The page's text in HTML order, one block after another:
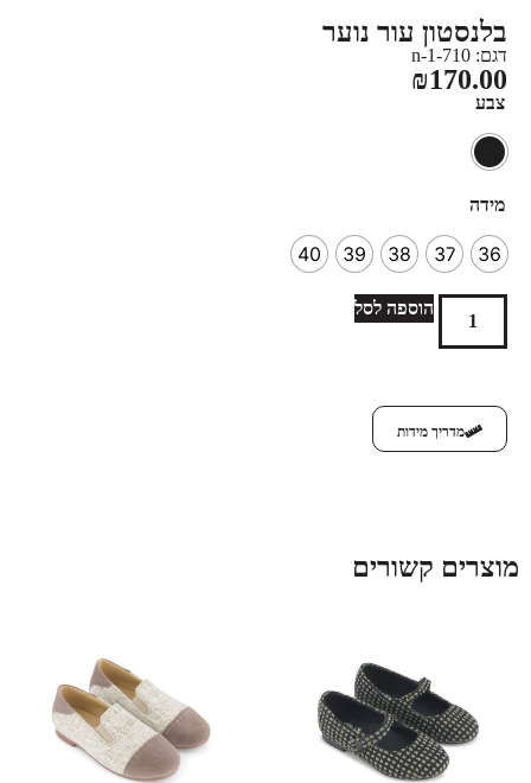
בלנסטון עור נוער
דגם: 710-n-1
₪170.00
צבע
מידה
36
37
38
39
40
הוספה לסל
מדריך מידות
מוצרים קשורים